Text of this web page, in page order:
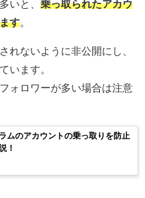
いと、 乗っ取られたアカウ
す
れないように非公開にし、
います。
ォロワーが多い場合は注意
ムのアカウントの乗っ取りを防止
！